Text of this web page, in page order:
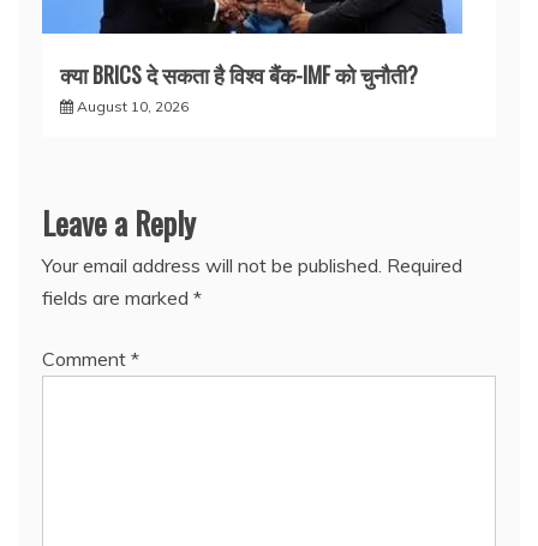
क्या BRICS दे सकता है विश्व बैंक-IMF को चुनौती?
August 10, 2026
Leave a Reply
Your email address will not be published. Required
fields are marked *
Comment *